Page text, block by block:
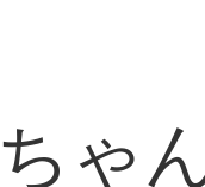
ゃ